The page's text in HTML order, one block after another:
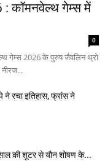
कॉमनवेल्थ गेम्स में
0
गेम्स 2026 के पुरुष जैवलिन थ्रो
रचा इतिहास, फ्रांस ने
की शूटर से यौन शोषण के...